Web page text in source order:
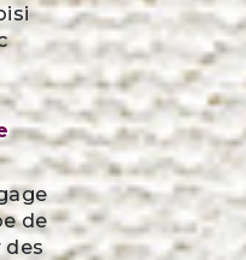
de
des